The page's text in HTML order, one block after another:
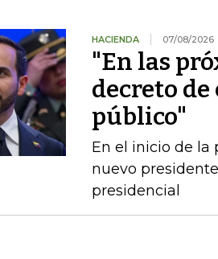
HACIENDA 07/08/2026
"En las
decreto
público"
En el inicio de la
nuevo
presidencial